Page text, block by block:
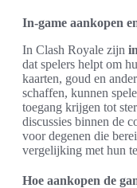
In-game aankopen
In Clash Royale zijn
dat spelers helpt om
kaarten, goud en
schaffen, kunnen
toegang krijgen tot
discussies binnen de
voor degenen die
vergelijking met hun
Hoe aankopen de